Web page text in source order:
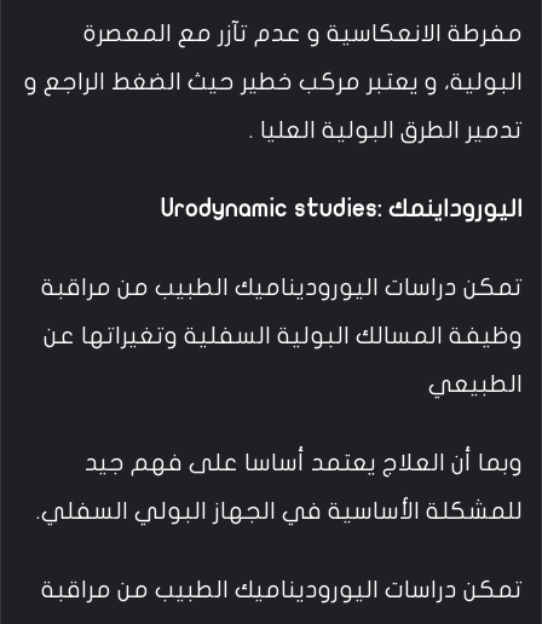
مفرطة الانعكاسية و عدم تآزر مع المعصرة
البولية، و يعتبر مركب خطير حيث الضغط الراجع و
تدمير الطرق البولية العليا .
اليوروداينمك :Urodynamic studies
تمكن دراسات اليوروديناميك الطبيب من مراقبة
وظيفة المسالك البولية السفلية وتغيراتها عن
الطبيعي
وبما أن العلاج يعتمد أساسا على فهم جيد
للمشكلة الأساسية في الجهاز البولي السفلي.
تمكن دراسات اليوروديناميك الطبيب من مراقبة